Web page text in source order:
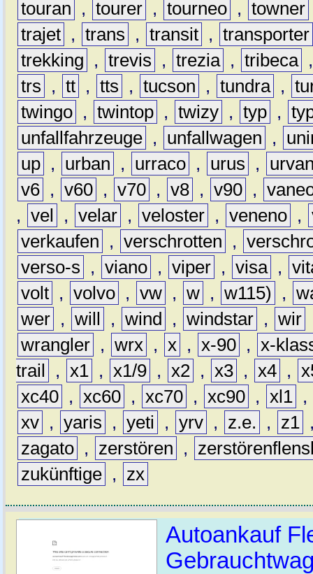
touran , tourer , tourneo , towner
trajet , trans , transit , transporter
trekking
, trevis , trezia , tribeca
trs
, tt , tts , tucson , tundra ,
twingo , twintop , twizy , typ ,
unfallfahrzeuge , unfallwagen ,
up , urban , urraco , urus ,
v6 , v60 , v70 , v8 , v90 ,
, vel , velar , veloster , veneno ,
verkaufen
, verschrotten ,
verso-s
, viano , viper , visa ,
volt , volvo , vw , w , w115) ,
wer , will , wind , windstar , wir
wrangler , wrx , x , x-90 , x-
trail
, x1 , x1/9 , x2 , x3 , x4 ,
xc40 , xc60 , xc70 , xc90 , xl1 ,
xv , yaris , yeti , yrv , z.e. , z1
zagato , zerstören ,
zukünftige , zx
Autoankauf